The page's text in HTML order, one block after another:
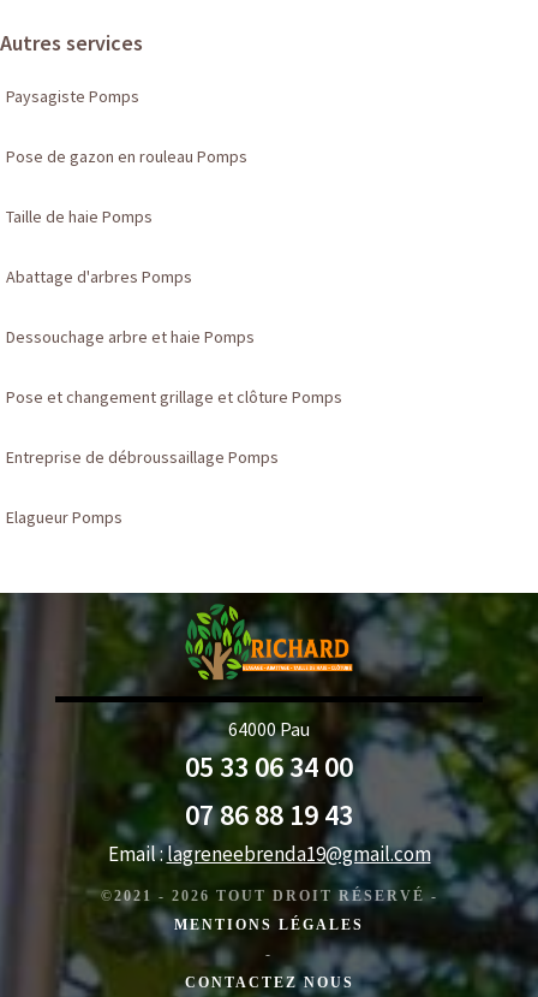
Autres services
Paysagiste Pomps
Pose de gazon en rouleau Pomps
Taille de haie Pomps
Abattage d'arbres Pomps
Dessouchage arbre et haie Pomps
Pose et changement grillage et clôture Pomps
Entreprise de débroussaillage Pomps
Elagueur Pomps
64000 Pau
05 33 06 34 00
07 86 88 19 43
Email :lagreneebrenda19@gmail.com
©2021 - 2026 TOUT DROIT RÉSERVÉ -
MENTIONS LÉGALES
-
CONTACTEZ NOUS